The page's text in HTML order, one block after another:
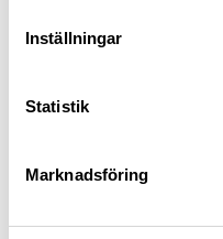
Inställningar
Statistik
Marknadsföring